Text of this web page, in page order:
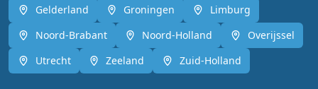
Gelderland
Groningen
Limburg
Noord-Brabant
Noord-Holland
Overijssel
Utrecht
Zeeland Zuid-Holland